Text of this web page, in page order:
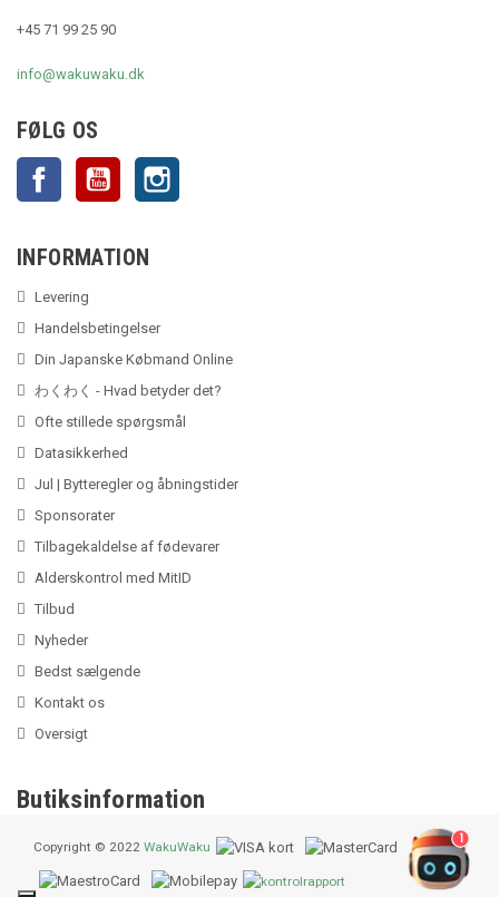
+45 71 99 25 90
info@wakuwaku.dk
FØLG OS
Facebook YouTube
INFORMATION
Levering
Handelsbetingelser
Din Japanske Købmand Online
わくわく - Hvad betyder det?
Ofte stillede spørgsmål
Datasikkerhed
Jul | Bytteregler og åbningstider
Sponsorater
Tilbagekaldelse af fødevarer
Alderskontrol med MitID
Tilbud
Nyheder
Bedst sælgende
Kontakt os
Oversigt
Butiksinformation
Copyright © 2022 WakuWaku
1